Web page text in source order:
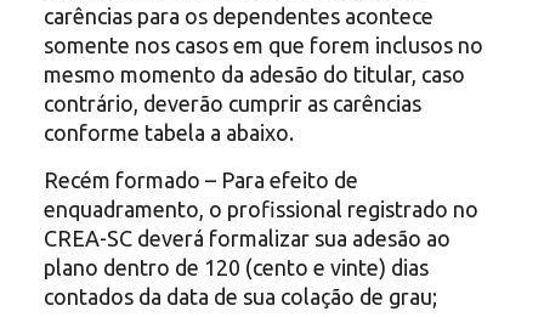
carências para os dependentes acontece
somente nos casos em que forem inclusos no
mesmo momento da adesão do titular, caso
contrário, deverão cumprir as carências
conforme tabela a abaixo.
Recém formado – Para efeito de
enquadramento, o profissional registrado no
CREA-SC deverá formalizar sua adesão ao
plano dentro de 120 (cento e vinte) dias
contados da data de sua colação de grau;